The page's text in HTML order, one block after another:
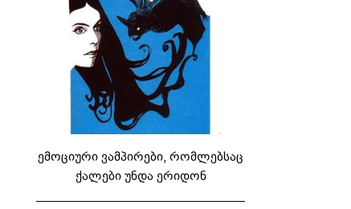
ემოციური ვამპირები, რომლებსაც
ქალები უნდა ერიდონ